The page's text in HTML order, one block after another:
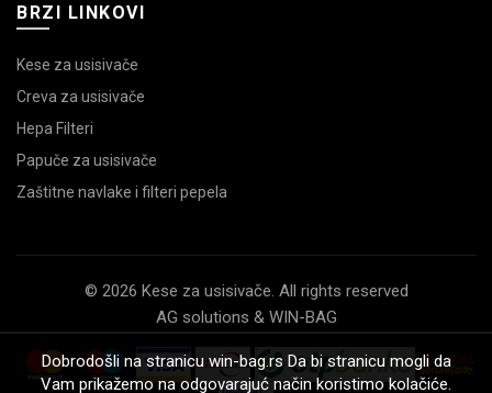
BRZI LINKOVI
Kese za usisivače
Creva za usisivače
Hepa Filteri
Papuče za usisivače
Zaštitne navlake i filteri pepela
© 2026 Kese za usisivače. All rights reserved
AG solutions & WIN-BAG
Dobrodošli na stranicu win-bag.rs Da bi stranicu mogli da
Vam prikažemo na odgovarajuć način koristimo kolačiće.